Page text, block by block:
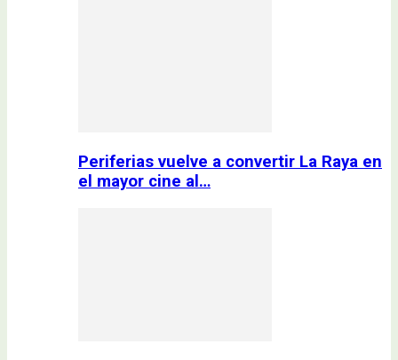
Periferias vuelve a convertir La Raya en
el mayor cine al…